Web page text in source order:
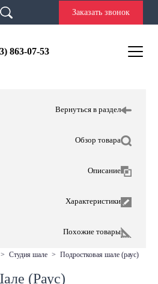
Заказать звонок
863-07-53
Вернуться в раздел
Обзор товара
Описание
Характеристики
Похожие товары
> студия шале > подростковая шале (раус)
(Раус)